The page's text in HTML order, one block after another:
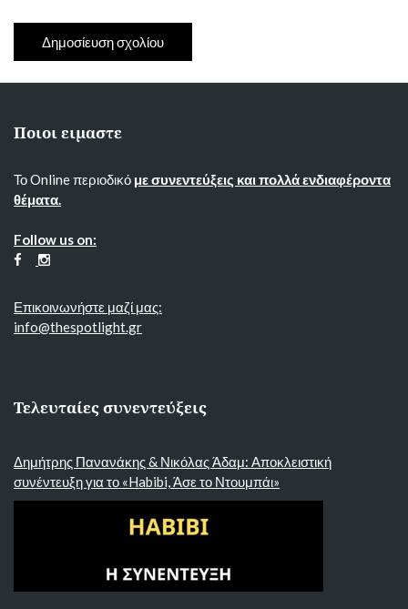
Ποιοι ειμαστε
Το Online περιοδικό με συνεντεύξεις και πολλά ενδιαφέροντα
θέματα.
Follow us on:
Επικοινωνήστε μαζί μας:
info@thespotlight.gr
Τελευταίες συνεντεύξεις
Δημήτρης Πανανάκης & Νικόλας Άδαμ: Αποκλειστική
συνέντευξη για το «Habibi, Άσε το Ντουμπάι»